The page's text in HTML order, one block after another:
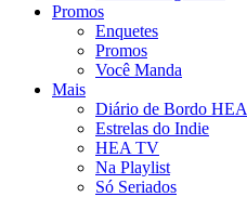
Promos
Enquetes
Promos
Você Manda
Mais
Diário de Bordo HEA
Estrelas do Indie
HEA TV
Na Playlist
Só Seriados